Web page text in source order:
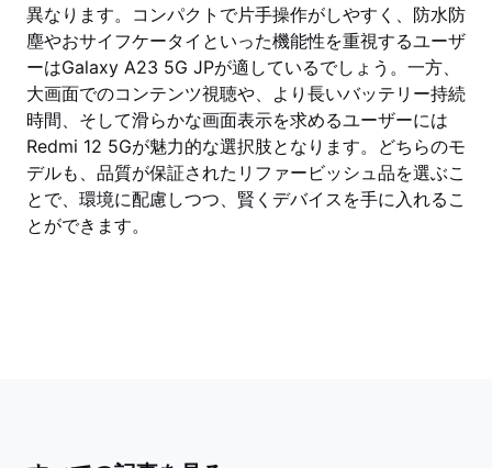
異なります。コンパクトで片手操作がしやすく、防水防
塵やおサイフケータイといった機能性を重視するユーザ
ーはGalaxy A23 5G JPが適しているでしょう。一方、
大画面でのコンテンツ視聴や、より長いバッテリー持続
時間、そして滑らかな画面表示を求めるユーザーには
Redmi 12 5Gが魅力的な選択肢となります。どちらのモ
デルも、品質が保証されたリファービッシュ品を選ぶこ
とで、環境に配慮しつつ、賢くデバイスを手に入れるこ
とができます。